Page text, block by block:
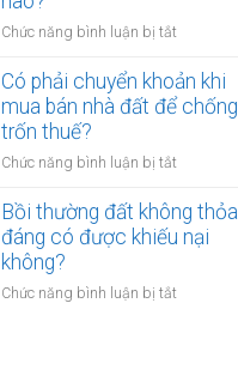
khách
hàng
như
có
xây
nhà
Chức năng bình luận bị tắt
thăng
tiến
nhà
sẽ
thực
Có phải chuyển khoản khi
mua bán nhà đất để chống
trốn thuế?
Chức năng bình luận bị tắt
phải
chuyển
khoản
mua
Bồi thường đất không thỏa
đáng có được khiếu nại
không?
Chức năng bình luận bị tắt